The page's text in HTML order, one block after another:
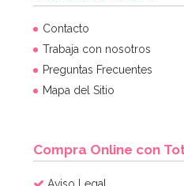
Contacto
Trabaja con nosotros
Preguntas Frecuentes
Mapa del Sitio
Compra Online con